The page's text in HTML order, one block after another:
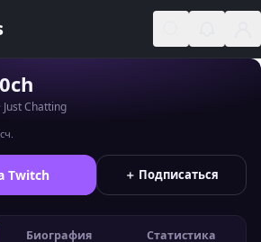
Just Chatting
Twitch ＋ Подписаться
Биография Статистика